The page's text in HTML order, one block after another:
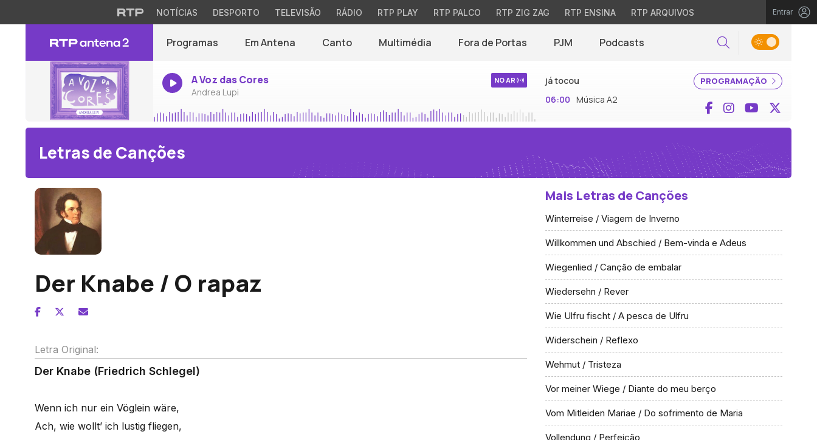
NOTÍCIAS DESPORTO TELEVISÃO RÁDIO RTP PLAY RTP PALCO RTP ZIG ZAG RTP ENSINA RTP ARQUIVOS Entrar
Programas Em Antena Canto Multimédia Fora de Portas PJM Podcasts Pesquisar
A Voz das Cores
Andrea Lupi
NO AR PROGRAMAÇÃO
já tocou
06:00 Música A2 Facebook
InstagramYouTube
Letras de Canções
Der Knabe / O rapaz
Letra Original:
Der Knabe (Friedrich Schlegel)
Wenn ich nur ein Vöglein wäre,
Ach, wie wollt’ ich lustig fliegen,
Mais Letras de Canções
Winterreise / Viagem de Inverno
Willkommen und Abschied / Bem-vinda e Adeus
Wiegenlied / Canção de embalar
Wiedersehn / Rever
Wie Ulfru fischt / A pesca de Ulfru
Widerschein / Reflexo
Wehmut / Tristeza
Vor meiner Wiege / Diante do meu berço
Vom Mitleiden Mariae / Do sofrimento de Maria
Vollendung / Perfeição